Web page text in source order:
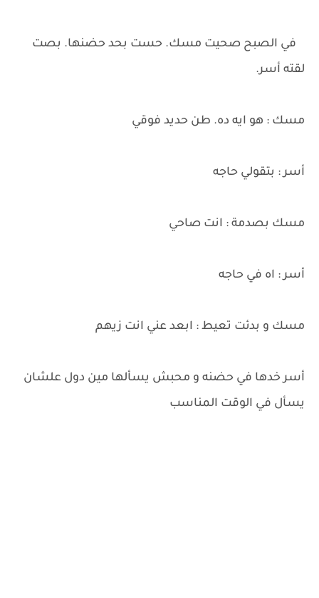
في الصبح صحيت مسك. حست بحد حضنها. بصت
لقته أسر.
مسك : هو ايه ده. طن حديد فوقي
أسر : بتقولي حاجه
مسك بصدمة : انت صاحي
أسر : اه في حاجه
مسك و بدئت تعيط : ابعد عني انت زيهم
أسر خدها في حضنه و محبش يسألها مين دول علشان
يسأل في الوقت المناسب